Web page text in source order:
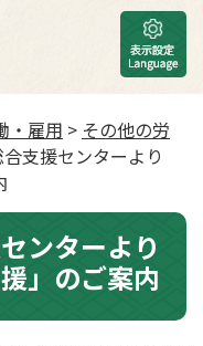
・雇用 > その他の労
支援センターより
ンターより
」のご案内